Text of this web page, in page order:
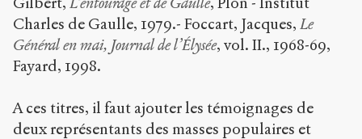
Charles de Gaulle, 1979.- Foccart, Jacques, Le
Général en mai, Journal de l’Élysée, vol. II., 1968-69,
Fayard, 1998.
A ces titres, il faut ajouter les témoignages de
deux représentants des masses populaires et